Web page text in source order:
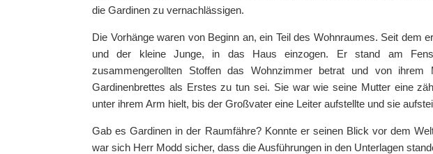
die Gardinen zu vernachlässigen.
Die Vorhänge waren von Beginn an, ein Teil des Wohnraumes. Seit dem
und der kleine Junge, in das Haus einzogen. Er stand am
zusammengerollten Stoffen das Wohnzimmer betrat und von
Gardinenbrettes als Erstes zu tun sei. Sie war wie seine Mutter eine
unter ihrem Arm hielt, bis der Großvater eine Leiter aufstellte und sie
Gab es Gardinen in der Raumfähre? Konnte er seinen Blick vor dem
war sich Herr Modd sicher, dass die Ausführungen in den Unterlagen